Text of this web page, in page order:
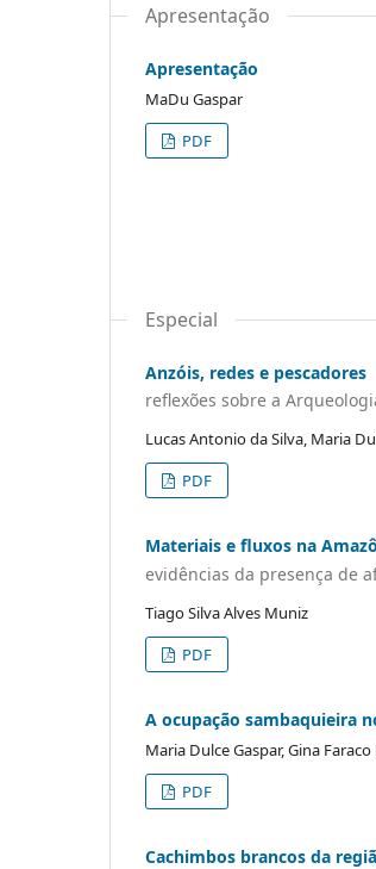
Apresentação
Apresentação
MaDu Gaspar
PDF
Especial
Anzóis, redes e pescadores
reflexões sobre a
Lucas Antonio da Silva, Maria
PDF
Materiais e fluxos na
evidências da presença de
Tiago Silva Alves Muniz
PDF
A ocupação sambaquieira
Maria Dulce Gaspar, Gina
PDF
Cachimbos brancos da